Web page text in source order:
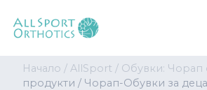
Начало / AllSport / Обувки: Чорап
продукти / Чорап-Обувки за